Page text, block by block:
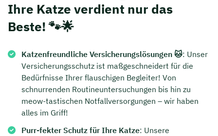
Ihre Katze verdient nur das
Beste! 🐾🌟
Katzenfreundliche Versicherungslösungen 🐱: Unser
Versicherungsschutz ist maßgeschneidert für die
Bedürfnisse Ihrer flauschigen Begleiter! Von
schnurrenden Routineuntersuchungen bis hin zu
meow-tastischen Notfallversorgungen – wir haben
alles im Griff!
Purr-fekter Schutz für Ihre Katze: Unsere